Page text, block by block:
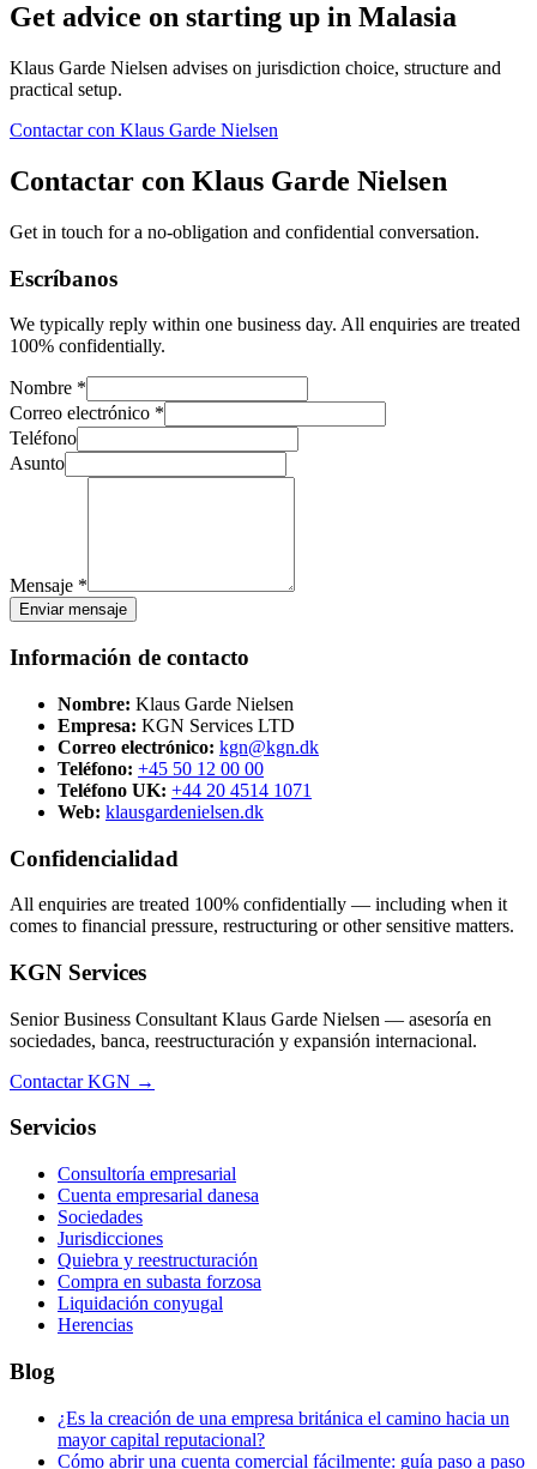
Get advice on starting up in Malasia
Klaus Garde Nielsen advises on jurisdiction choice, structure and
practical setup.
Contactar con Klaus Garde Nielsen
Contactar con Klaus Garde Nielsen
Get in touch for a no-obligation and confidential conversation.
Escríbanos
We typically reply within one business day. All enquiries are treated
100% confidentially.
Nombre *
Correo electrónico *
Teléfono
Asunto
Mensaje *
Enviar mensaje
Información de contacto
Nombre: Klaus Garde Nielsen
Empresa: KGN Services LTD
Correo electrónico: kgn@kgn.dk
Teléfono: +45 50 12 00 00
Teléfono UK: +44 20 4514 1071
Web: klausgardenielsen.dk
Confidencialidad
All enquiries are treated 100% confidentially — including when it
comes to financial pressure, restructuring or other sensitive matters.
KGN Services
Senior Business Consultant Klaus Garde Nielsen — asesoría en
sociedades, banca, reestructuración y expansión internacional.
Contactar KGN →
Servicios
Consultoría empresarial
Cuenta empresarial danesa
Sociedades
Jurisdicciones
Quiebra y reestructuración
Compra en subasta forzosa
Liquidación conyugal
Herencias
Blog
¿Es la creación de una empresa británica el camino hacia un
mayor capital reputacional?
Cómo abrir una cuenta comercial fácilmente: guía paso a paso